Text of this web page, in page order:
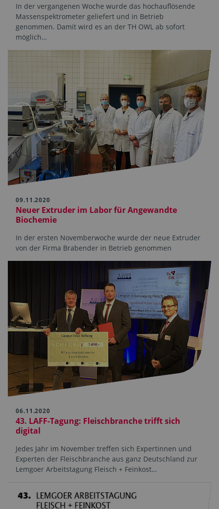
In der vergangenen Woche wurde das hochauflösende
Massenspektrometer geliefert und in Betrieb
genommen. Damit wird es an der TH OWL ab sofort
möglich…
09.11.2020
Neuer Extruder im Labor für Angewandte
Biochemie
In der ersten Novemberwoche wurde der neue Extruder
von der Firma Brabender in Betrieb genommen
06.11.2020
43. LAFF-Tagung: Fleischbranche trifft sich
digital
Jedes Jahr im November treffen sich Expertinnen und
Experten der Fleischbranche aus ganz Deutschland zur
Lemgoer Arbeitstagung Fleisch + Feinkost…